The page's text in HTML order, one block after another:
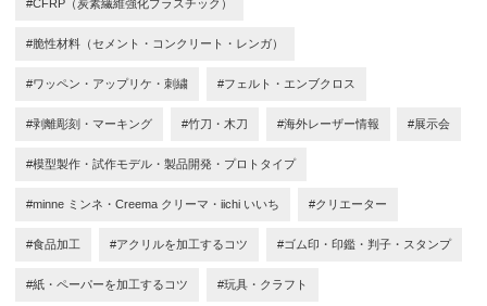
#CFRP（炭素繊維強化プラスチック）
#脆性材料（セメント・コンクリート・レンガ）
#ワッペン・アップリケ・刺繍 #フェルト・エンブクロス
#剥離彫刻・マーキング #竹刀・木刀 #海外レーザー情報 #展示会
#模型製作・試作モデル・製品開発・プロトタイプ
#minne ミンネ・Creema クリーマ・iichi いいち #クリエーター
#食品加工 #アクリルを加工するコツ #ゴム印・印鑑・判子・スタンプ
#紙・ペーパーを加工するコツ #玩具・クラフト